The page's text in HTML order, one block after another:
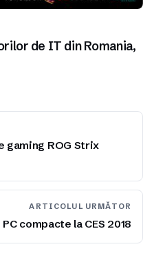
de IT din Romania,
gaming ROG Strix
ARTICOLUL URMĂTOR
compacte la CES 2018